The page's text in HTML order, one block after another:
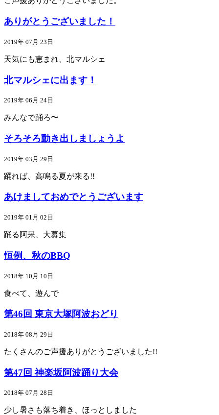
ありがとうございました！
2019年 07月 23日
天気にも恵まれ、北マルシェ
北マルシェに出ます！
2019年 06月 24日
みんなで踊ろ〜
そろそろ動き出しましょうよ
2019年 03月 29日
踊れば、高鳴る夏が来る!!
あけましておめでとうございます
2019年 01月 02日
踊る阿呆、大募集
恒例、秋のBBQ
2018年 10月 10日
食べて、遊んで
第46回 東京大塚阿波おどり
2018年 08月 29日
たくさんのご声援ありがとうございました!!
第47回 神楽坂阿波踊り大会
2018年 07月 28日
少し暑さも落ち着き、ほっとしました